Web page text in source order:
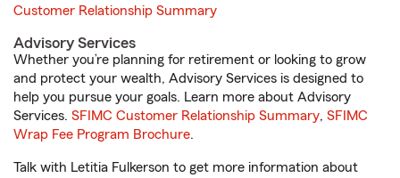
Customer Relationship Summary
Advisory Services
Whether you’re planning for retirement or looking to grow
and protect your wealth, Advisory Services is designed to
help you pursue your goals. Learn more about Advisory
Services. SFIMC Customer Relationship Summary, SFIMC
Wrap Fee Program Brochure.
Talk with Letitia Fulkerson to get more information about